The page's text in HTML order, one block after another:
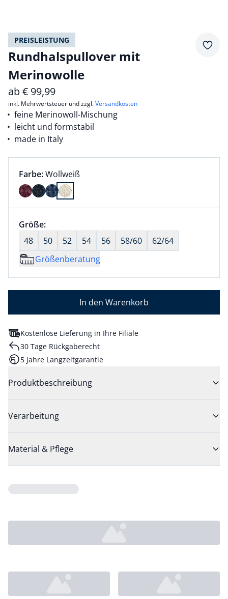
PREISLEISTUNG
Rundhalspullover mit
Merinowolle
ab€ 99,99
inkl. Mehrwertsteuer und zzgl.Versandkosten
feine Merinowoll-Mischung
leicht und formstabil
made in Italy
Farbauswahl:
Farbe:aktuell ausgewählt:
Wollweiß
Farbe Wollweiß ausgewählt
Größenauswahl:
Größe:nichts ausgewählt
48
50 52 54 56 58/60
62/64
Größenberatung
In den Warenkorb
Kostenlose Lieferung in Ihre Filiale
30 Tage Rückgaberecht
5 Jahre Langzeitgarantie
Produktbeschreibung
Verarbeitung
Material & Pflege